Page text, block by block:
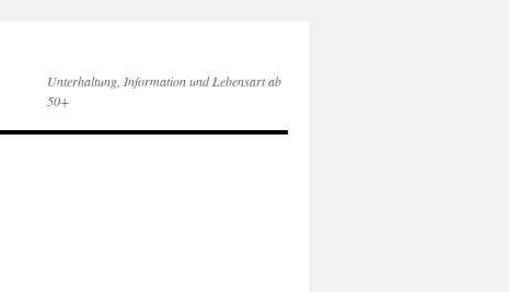
Unterhaltung, Information und Lebensart ab
50+